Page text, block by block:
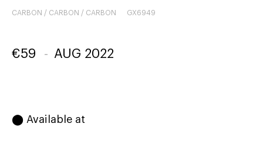
CARBON / CARBON / CARBON GX6949
€59 - AUG 2022
⬤ Available at